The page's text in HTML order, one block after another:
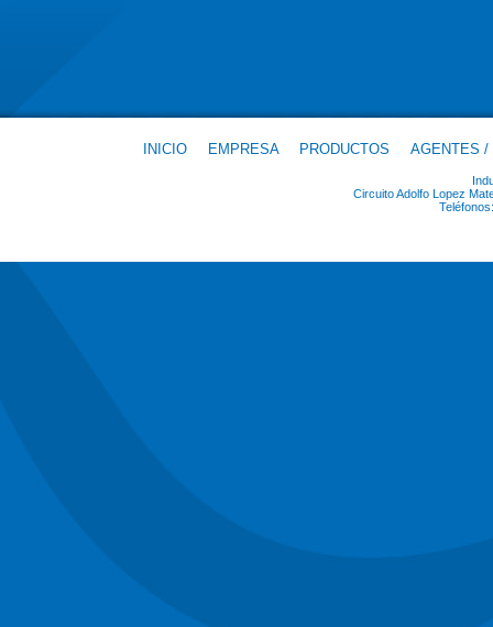
INICIO EMPRESA PRODUCTOS AGENTES /
Circuito Adolfo Lopez